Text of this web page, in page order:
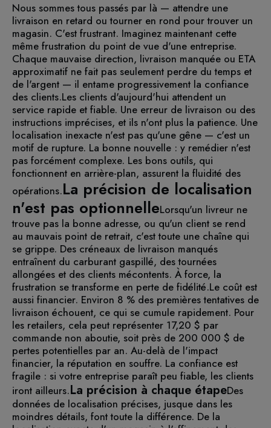
Nous sommes tous passés par là — attendre une
livraison en retard ou tourner en rond pour trouver un
magasin. C'est frustrant. Imaginez maintenant cette
même frustration du point de vue d'une entreprise.
Chaque mauvaise direction, livraison manquée ou ETA
approximatif ne fait pas seulement perdre du temps et
de l'argent — il entame progressivement la confiance
des clients.Les clients d'aujourd'hui attendent un
service rapide et fiable. Une erreur de livraison ou des
instructions imprécises, et ils n'ont plus la patience. Une
localisation inexacte n'est pas qu'une gêne — c'est un
motif de rupture. La bonne nouvelle : y remédier n'est
pas forcément complexe. Les bons outils, qui
fonctionnent en arrière-plan, assurent la fluidité des
opérations.La précision de localisation
n'est pas optionnelleLorsqu'un livreur ne
trouve pas la bonne adresse, ou qu'un client se rend
au mauvais point de retrait, c'est toute une chaîne qui
se grippe. Des créneaux de livraison manqués
entraînent du carburant gaspillé, des tournées
allongées et des clients mécontents. À force, la
frustration se transforme en perte de fidélité.Le coût est
aussi financier. Environ 8 % des premières tentatives de
livraison échouent, ce qui se cumule rapidement. Pour
les retailers, cela peut représenter 17,20 $ par
commande non aboutie, soit près de 200 000 $ de
pertes potentielles par an. Au-delà de l'impact
financier, la réputation en souffre. La confiance est
fragile : si votre entreprise paraît peu fiable, les clients
iront ailleurs.La précision à chaque étapeDes
données de localisation précises, jusque dans les
moindres détails, font toute la différence. De la